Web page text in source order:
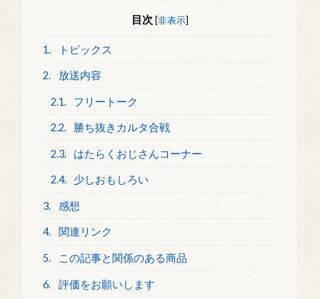
目次 [非表示]
1. トピックス
2. 放送内容
2.1. フリートーク
2.2. 勝ち抜きカルタ合戦
2.3. はたらくおじさんコーナー
2.4. 少しおもしろい
3. 感想
4. 関連リンク
5. この記事と関係のある商品
6. 評価をお願いします